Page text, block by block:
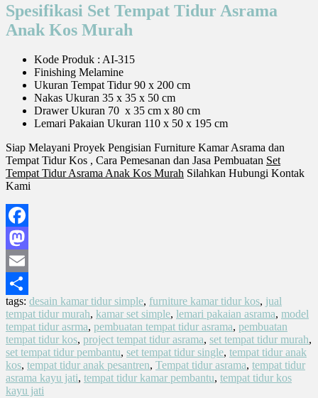
Spesifikasi Set Tempat Tidur Asrama
Anak Kos Murah
Kode Produk : AI-315
Finishing Melamine
Ukuran Tempat Tidur 90 x 200 cm
Nakas Ukuran 35 x 35 x 50 cm
Drawer Ukuran 70 x 35 cm x 80 cm
Lemari Pakaian Ukuran 110 x 50 x 195 cm
Siap Melayani Proyek Pengisian Furniture Kamar Asrama dan
Tempat Tidur Kos , Cara Pemesanan dan Jasa Pembuatan Set
Tempat Tidur Asrama Anak Kos Murah Silahkan Hubungi Kontak
Kami
Facebook
Mastodon
Email
Share
tags: desain kamar tidur simple, furniture kamar tidur kos, jual
tempat tidur murah, kamar set simple, lemari pakaian asrama, model
tempat tidur asrma, pembuatan tempat tidur asrama, pembuatan
tempat tidur kos, project tempat tidur asrama, set tempat tidur murah,
set tempat tidur pembantu, set tempat tidur single, tempat tidur anak
kos, tempat tidur anak pesantren, Tempat tidur asrama, tempat tidur
asrama kayu jati, tempat tidur kamar pembantu, tempat tidur kos
kayu jati